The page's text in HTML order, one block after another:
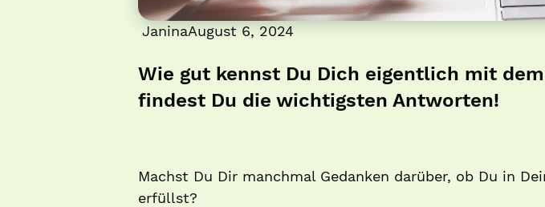
JaninaAugust 6, 2024
Wie gut kennst Du Dich eigentlich mit
findest Du die wichtigsten Antworten!
Machst Du Dir manchmal Gedanken darüber, ob Du in
erfüllst?